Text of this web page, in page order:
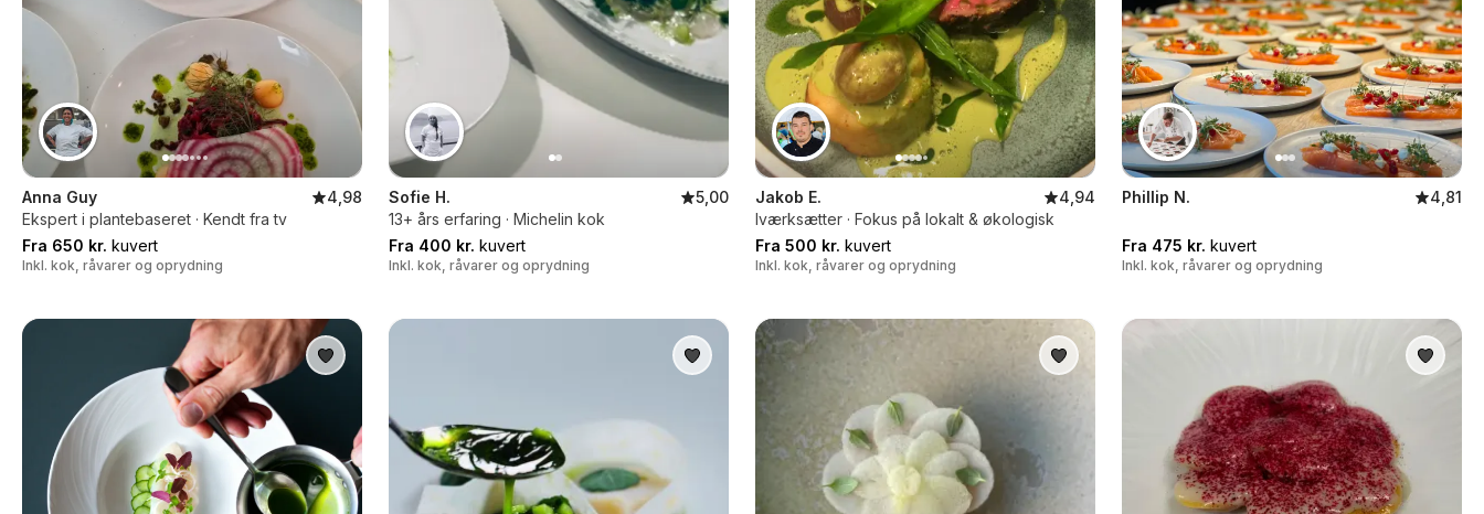
Anna Guy
4,98
Ekspert i plantebaseret · Kendt fra tv
Fra 650 kr. kuvert
Inkl. kok, råvarer og oprydning
Sofie H.
5,00
13+ års erfaring · Michelin kok
Fra 400 kr. kuvert
Inkl. kok, råvarer og oprydning
Jakob E.
4,94
Iværksætter · Fokus på lokalt & økologisk
Fra 500 kr. kuvert
Inkl. kok, råvarer og oprydning
Phillip N. 4,81
Fra 475 kr. kuvert
Inkl. kok, råvarer og oprydning